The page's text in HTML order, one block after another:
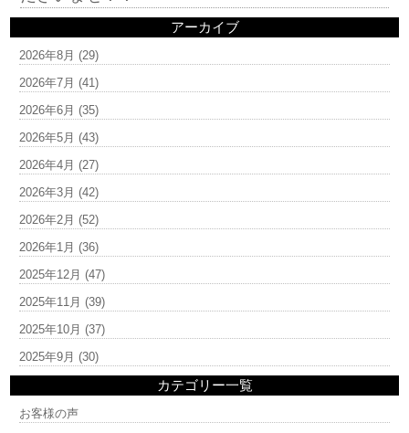
アーカイブ
2026年8月 (29)
2026年7月 (41)
2026年6月 (35)
2026年5月 (43)
2026年4月 (27)
2026年3月 (42)
2026年2月 (52)
2026年1月 (36)
2025年12月 (47)
2025年11月 (39)
2025年10月 (37)
2025年9月 (30)
カテゴリー一覧
お客様の声